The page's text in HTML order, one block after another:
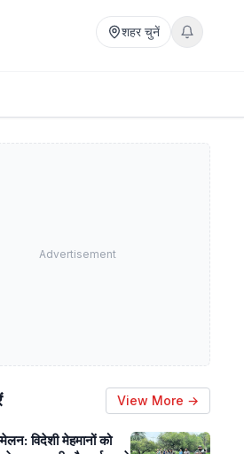
शहर चुनें
Advertisement
View More →
विदेशी मेहमानों को